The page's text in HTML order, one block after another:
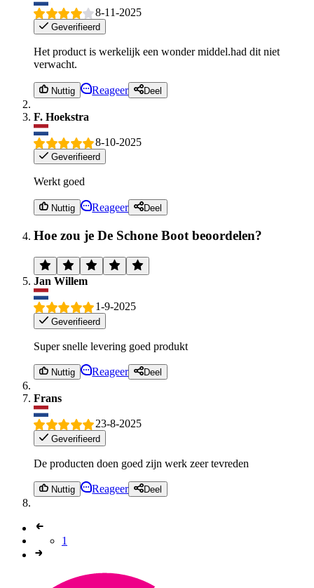
8-11-2025
Geverifieerd
Het product is werkelijk een wonder middel.had dit niet
verwacht.
Nuttig Reageer Deel
F. Hoekstra
8-10-2025
Geverifieerd
Werkt goed
Nuttig Reageer Deel
Hoe zou je De Schone Boot beoordelen?
Jan Willem
1-9-2025
Geverifieerd
Super snelle levering goed produkt
Nuttig Reageer Deel
Frans
23-8-2025
Geverifieerd
De producten doen goed zijn werk zeer tevreden
Nuttig Reageer Deel
1